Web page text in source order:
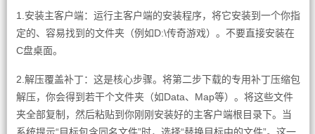
1.安装主客户端：运行主客户端的安装程序，将它安装到一个你指
定的、容易找到的文件夹（例如D:\传奇游戏）。不要直接安装在
C盘桌面。
2.解压覆盖补丁：这是核心步骤。将第二步下载的专用补丁压缩包
解压，你会得到若干个文件夹（如Data、Map等）。将这些文件
夹全部复制，然后粘贴到你刚刚安装好的主客户端根目录下。当